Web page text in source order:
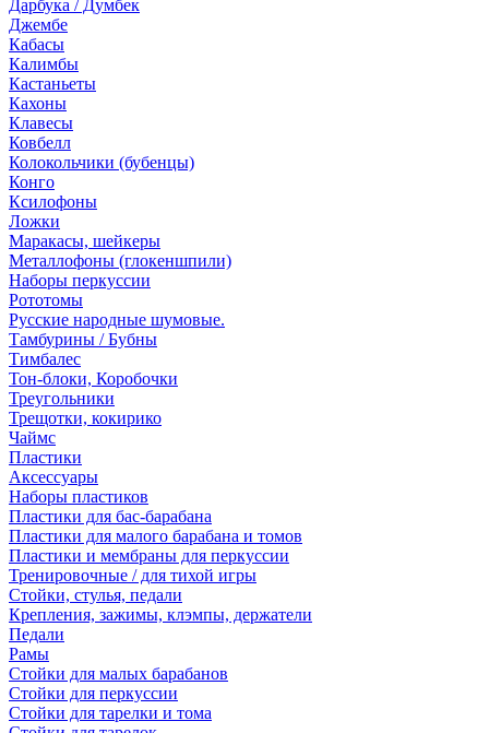
Дарбука / Думбек
Джембе
Кабасы
Калимбы
Кастаньеты
Кахоны
Клавесы
Ковбелл
Колокольчики (бубенцы)
Конго
Ксилофоны
Ложки
Маракасы, шейкеры
Металлофоны (глокеншпили)
Наборы перкуссии
Рототомы
Русские народные шумовые.
Тамбурины / Бубны
Тимбалес
Тон-блоки, Коробочки
Треугольники
Трещотки, кокирико
Чаймс
Пластики
Аксессуары
Наборы пластиков
Пластики для бас-барабана
Пластики для малого барабана и томов
Пластики и мембраны для перкуссии
Тренировочные / для тихой игры
Стойки, стулья, педали
Крепления, зажимы, клэмпы, держатели
Педали
Рамы
Стойки для малых барабанов
Стойки для перкуссии
Стойки для тарелки и тома